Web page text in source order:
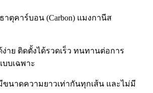
ตุคาร์บอน (Carbon) แมงกานีส
ย ติดตั้งได้รวดเร็ว ทนทานต่อการ
บเฉพาะ
นาดความยาวเท่ากันทุกเส้น และไม่มี